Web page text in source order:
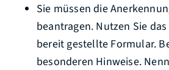
Sie müssen die
beantragen. Nutzen Sie
bereit gestellte Formular.
besonderen Hinweise.